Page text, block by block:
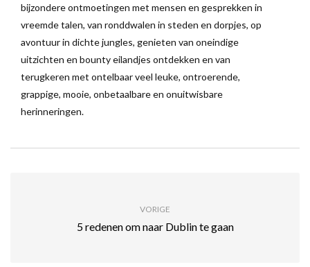
bijzondere ontmoetingen met mensen en gesprekken in
vreemde talen, van ronddwalen in steden en dorpjes, op
avontuur in dichte jungles, genieten van oneindige
uitzichten en bounty eilandjes ontdekken en van
terugkeren met ontelbaar veel leuke, ontroerende,
grappige, mooie, onbetaalbare en onuitwisbare
herinneringen.
VORIGE
5 redenen om naar Dublin te gaan